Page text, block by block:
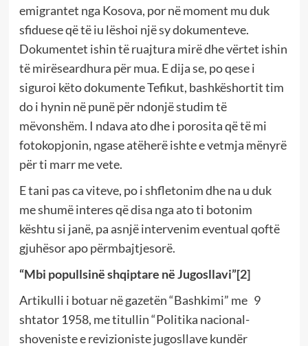
emigrantet nga Kosova, por në moment mu duk
sfiduese që të iu lëshoi një sy dokumenteve.
Dokumentet ishin të ruajtura mirë dhe vërtet ishin
të mirëseardhura për mua. E dija se, po qese i
siguroi këto dokumente Tefikut, bashkëshortit tim
do i hynin në punë për ndonjë studim të
mëvonshëm. I ndava ato dhe i porosita që të mi
fotokopjonin, ngase atëherë ishte e vetmja mënyrë
për ti marr me vete.
E tani pas ca viteve, po i shfletonim dhe na u duk
me shumë interes që disa nga ato ti botonim
kështu si janë, pa asnjë intervenim eventual qoftë
gjuhësor apo përmbajtjesorë.
“Mbi popullsinë shqiptare në Jugosllavi”[2]
Artikulli i botuar në gazetën “Bashkimi” me 9
shtator 1958, me titullin “Politika nacional-
shoveniste e revizioniste jugosllave kundër